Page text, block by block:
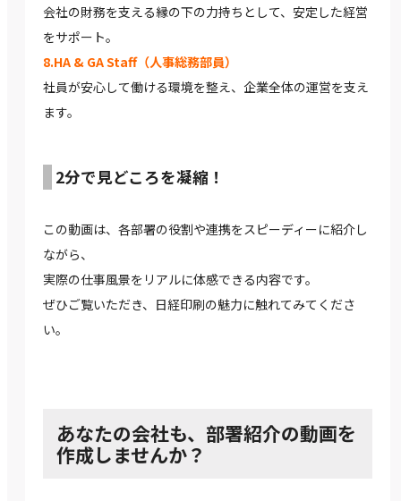
会社の財務を支える縁の下の力持ちとして、安定した経営
をサポート。
8.HA & GA Staff（人事総務部員）
社員が安心して働ける環境を整え、企業全体の運営を支え
ます。
2分で見どころを凝縮！
この動画は、各部署の役割や連携をスピーディーに紹介し
ながら、
実際の仕事風景をリアルに体感できる内容です。
ぜひご覧いただき、日経印刷の魅力に触れてみてくださ
い。
あなたの会社も、部署紹介の動画を
作成しませんか？